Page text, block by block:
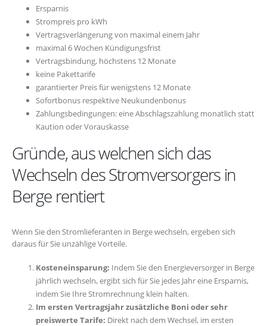
Ersparnis
Strompreis pro kWh
Vertragsverlängerung von maximal einem Jahr
maximal 6 Wochen Kündigungsfrist
Vertragsbindung, höchstens 12 Monate
keine Pakettarife
garantierter Preis für wenigstens 12 Monate
Sofortbonus respektive Neukundenbonus
Zahlungsbedingungen: eine Abschlagszahlung monatlich statt
Kaution oder Vorauskasse
Gründe, aus welchen sich das
Wechseln des Stromversorgers in
Berge rentiert
Wenn Sie den Stromlieferanten in Berge wechseln, ergeben sich
daraus für Sie unzählige Vorteile.
Kosteneinsparung: Indem Sie den Energieversorger in Berge
jährlich wechseln, ergibt sich für Sie jedes Jahr eine Ersparnis,
indem Sie Ihre Stromrechnung klein halten.
Im ersten Vertragsjahr zusätzliche Boni oder sehr
preiswerte Tarife: Direkt nach dem Wechsel, im ersten